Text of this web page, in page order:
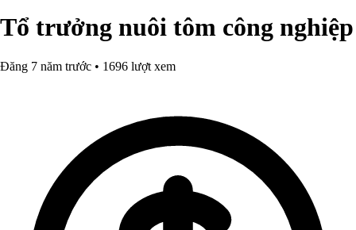
Tổ trưởng nuôi tôm công nghiệp
Đăng 7 năm trước • 1696 lượt xem